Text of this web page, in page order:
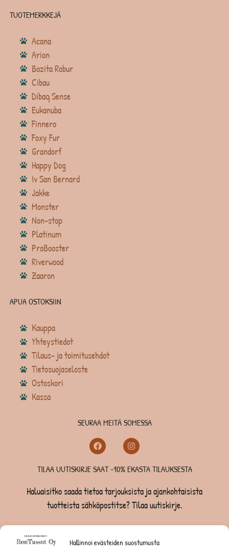
Hallinnoi evästeiden suostumusta
TUOTEMERKKEJÄ
Acana
Arion
Bozita Robur
Cibau
Dibaq Sense
Eukanuba
Finnero
Foxy Fur
Grandorf
Happy Dog
Iv San Bernard
Jakke
Monster
Non-stop
Platinum
ProBooster
Riverwood
Zaaron
APUA OSTOKSIIN
Kauppa
Yhteystiedot
Tilaus- ja toimitusehdot
Tietosuojaseloste
Ostoskori
Kassa
SEURAA MEITÄ SOMESSA
TILAA UUTISKIRJE SAAT -10% EKASTA TILAUKSESTA
Haluaisitko saada tietoa tarjouksista ja ajankohtaisista
tuotteista sähköpostitse? Tilaa uutiskirje.
TILAA UUTISKIRJE -SAAT -10% EKASTA TILAUKSESTA